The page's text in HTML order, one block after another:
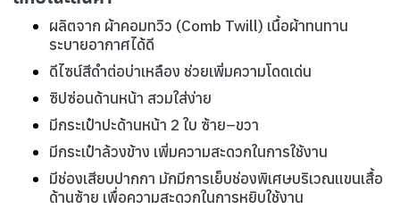
ผลิตจาก ผ้าคอมทวิว (Comb Twill) เนื้อผ้าทนทาน
ระบายอากาศได้ดี
ดีไซน์สีดำต่อบ่าเหลือง ช่วยเพิ่มความโดดเด่น
ซิปซ่อนด้านหน้า สวมใส่ง่าย
มีกระเป๋าปะด้านหน้า 2 ใบ ซ้าย–ขวา
มีกระเป๋าล้วงข้าง เพิ่มความสะดวกในการใช้งาน
มีช่องเสียบปากกา มักมีการเย็บช่องพิเศษบริเวณแขนเสื้อ
ด้านซ้าย เพื่อความสะดวกในการหยิบใช้งาน